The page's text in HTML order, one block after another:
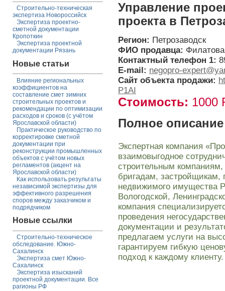
Строительно-техническая
экспертиза Новороссийск
Экспертиза проектно-
сметной документации
Кропоткин
Экспертиза проектной
документации Рязань
Новые статьи
Влияние региональных
коэффициентов на
составление смет зимних
строительных проектов и
рекомендации по оптимизации
расходов и сроков (с учётом
Ярославской области)
Практическое руководство по
корректировке сметной
документации при
реконструкции промышленных
объектов с учётом новых
регламентов (акцент на
Ярославской области)
Как использовать результаты
независимой экспертизы для
эффективного разрешения
споров между заказчиком и
подрядчиком
Новые ссылки
Строительно-техническое
обследование. Южно-
Сахалинск
Экспертиза смет Южно-
Сахалинск
Экспертиза изысканий
проектной документации. Все
рагионы РФ
Управление
проекта в
Регион: Петрозаводск
ФИО продавца:
Контактный телефон 1:
E-mail: negopro-
Сайт объекта продажи:
P1AI
Стоимость: 1000
Полное
Экспертная компания
взаимовыгодное
строительным
бригадам, застройщикам,
недвижимого имущества
Вологодской,
компания
проведения
документации и
предлагаем услуги на
гарантируем гибкую
подход к каждому клиенту.